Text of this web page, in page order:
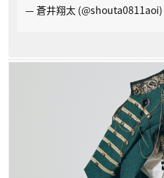
— 蒼井翔太 (@shouta0811aoi)